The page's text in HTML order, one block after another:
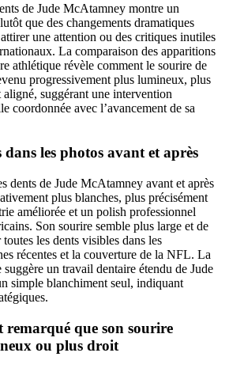
de Jude McAtamney montre un
que des changements dramatiques
une attention ou des critiques inutiles
La comparaison des apparitions
athlétique révèle comment le sourire de
progressivement plus lumineux, plus
suggérant une intervention
coordonnée avec l’avancement de sa
dans les photos avant et après
dents de Jude McAtamney avant et après
plus blanches, plus précisément
améliorée et un polish professionnel
Son sourire semble plus large et de
les dents visibles dans les
récentes et la couverture de la NFL. La
un travail dentaire étendu de Jude
simple blanchiment seul, indiquant
remarqué que son sourire
ou plus droit